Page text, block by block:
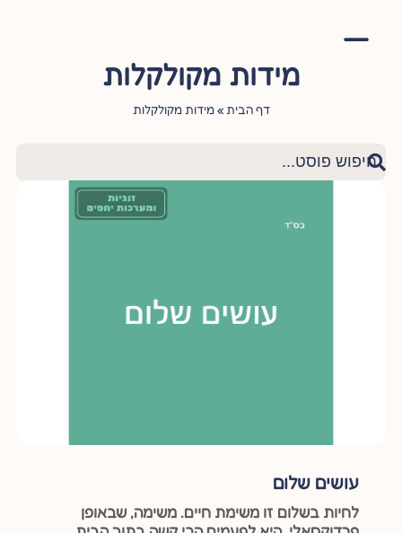
מידות מקולקלות
דף הבית »מידות מקולקלות
עושים שלום
לחיות בשלום זו משימת חיים. משימה, שבאופן